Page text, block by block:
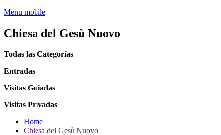
Menu mobile
Chiesa del Gesù Nuovo
Todas las Categorías
Entradas
Visitas Guiadas
Visitas Privadas
Home
Chiesa del Gesù Nuovo